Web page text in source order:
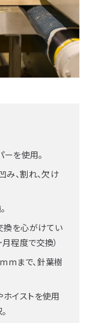
を使用。
み、割れ、欠け
換を心がけてい
程度で交換）
まで、針葉樹
ホイストを使用